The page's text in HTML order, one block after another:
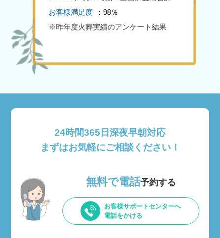
お客様満足度
：98％
※昨年度火葬実績のアンケート結果
24時間365日深夜早朝対応
まずはお気軽にご相談ください！
無料で電話予約する
お客様サポートセンターへ
電話をかける